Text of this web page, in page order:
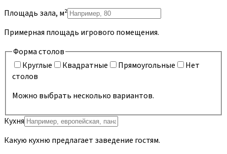
Площадь зала, м²
Примерная площадь игрового помещения.
Форма столов
Круглые
Квадратные Прямоугольные
Нет
столов
Можно выбрать несколько вариантов.
Кухня
Какую кухню предлагает заведение гостям.